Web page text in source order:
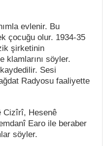
evlenir. Bu
çocuğu olur. 1934-35
şirketinin
klamlarını söyler.
Sesi
Radyosu faaliyette
Cizîrî, Hesenê
Earo ile beraber
söyler.